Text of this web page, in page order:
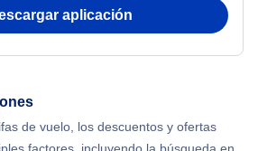
to Nueva York
York
aplicación
de vuelo, los descuentos y ofertas